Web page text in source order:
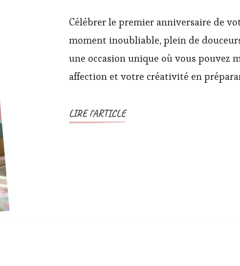
Célébrer le premier anniversaire de
moment inoubliable, plein de
une occasion unique où vous pouvez
affection et votre créativité en
LIRE l'ARTICLE